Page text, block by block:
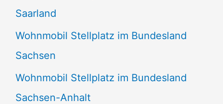
Saarland
Wohnmobil Stellplatz im Bundesland
Sachsen
Wohnmobil Stellplatz im Bundesland
Sachsen-Anhalt